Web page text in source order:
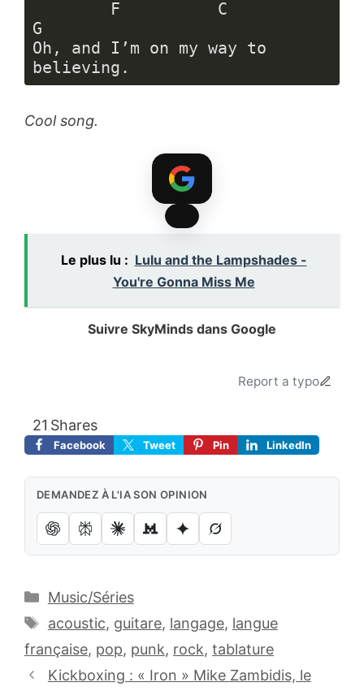
G
Oh, and I’m on my way to
believing.
code :
Cool song.
Le plus lu : Lulu and the Lampshades -
You're Gonna Miss Me
Suivre SkyMinds dans Google
Report a typo
Shares
21
Facebook Tweet Pin LinkedIn
DEMANDEZ À L'IA SON OPINION
Catégories
Music/Séries
Étiquettes
acoustic, guitare, langage, langue
française, pop, punk, rock, tablature
Kickboxing : « Iron » Mike Zambidis, le